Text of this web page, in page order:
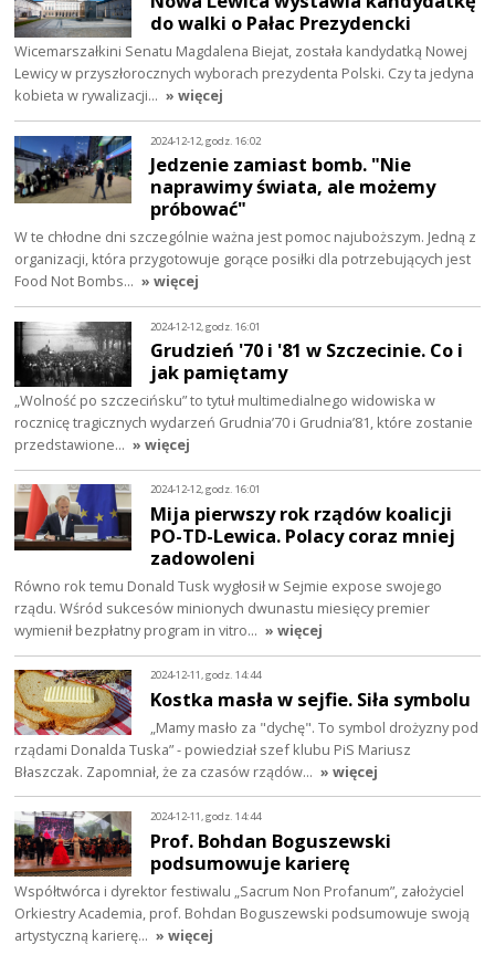
do walki o Pałac Prezydencki
Wicemarszałkini Senatu Magdalena Biejat, została kandydatką Nowej
Lewicy w przyszłorocznych wyborach prezydenta Polski. Czy ta jedyna
kobieta w rywalizacji… » więcej
2024-12-12, godz. 16:02
Jedzenie zamiast bomb. "Nie
naprawimy świata, ale możemy
próbować"
W te chłodne dni szczególnie ważna jest pomoc najuboższym. Jedną z
organizacji, która przygotowuje gorące posiłki dla potrzebujących jest
Food Not Bombs… » więcej
2024-12-12, godz. 16:01
Grudzień '70 i '81 w Szczecinie. Co i
jak pamiętamy
„Wolność po szczecińsku” to tytuł multimedialnego widowiska w
rocznicę tragicznych wydarzeń Grudnia’70 i Grudnia’81, które zostanie
przedstawione… » więcej
2024-12-12, godz. 16:01
Mija pierwszy rok rządów koalicji
PO-TD-Lewica. Polacy coraz mniej
zadowoleni
Równo rok temu Donald Tusk wygłosił w Sejmie expose swojego
rządu. Wśród sukcesów minionych dwunastu miesięcy premier
wymienił bezpłatny program in vitro… » więcej
2024-12-11, godz. 14:44
Kostka masła w sejfie. Siła symbolu
„Mamy masło za "dychę". To symbol drożyzny pod
rządami Donalda Tuska” - powiedział szef klubu PiS Mariusz
Błaszczak. Zapomniał, że za czasów rządów… » więcej
2024-12-11, godz. 14:44
Prof. Bohdan Boguszewski
podsumowuje karierę
Współtwórca i dyrektor festiwalu „Sacrum Non Profanum”, założyciel
Orkiestry Academia, prof. Bohdan Boguszewski podsumowuje swoją
artystyczną karierę… » więcej